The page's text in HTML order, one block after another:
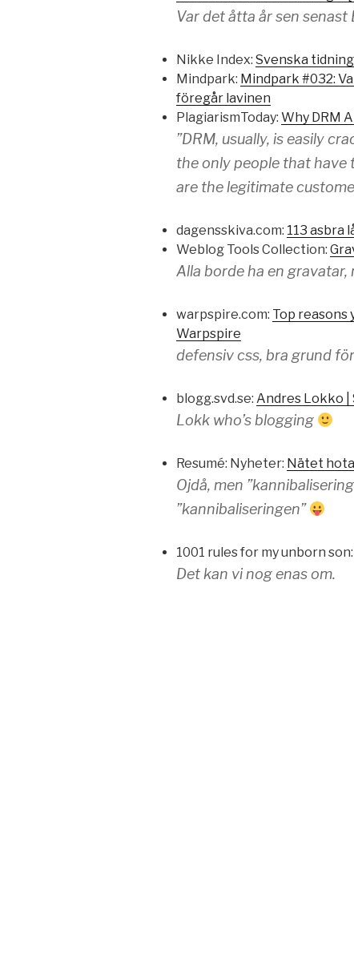
Var det åtta år sen
Nikke Index: Svenska
Mindpark: Mindpark #032:
föregår lavinen
PlagiarismToday: Why DRM
”DRM, usually, is easily
the only people that have
are the legitimate
dagensskiva.com: 113 asbra
Weblog Tools Collection:
Alla borde ha en gravatar,
warpspire.com: Top reasons
Warpspire
defensiv css, bra grund
blogg.svd.se: Andres Lokko |
Lokk who’s blogging
Resumé: Nyheter: Nätet
Ojdå, men
”kannibaliseringen”
1001 rules for my unborn son:
Det kan vi nog enas om.